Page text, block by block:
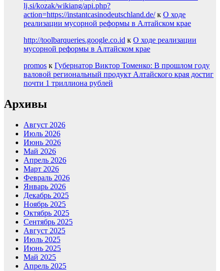
lj.si/kozak/wikiang/api.php?
action=https://instantcasinodeutschland.de/к О ходе
реализации мусорной реформы в Алтайском крае
http://toolbarqueries.google.co.id к О ходе реализации
мусорной реформы в Алтайском крае
promos к Губернатор Виктор Томенко: В прошлом году
валовой региональный продукт Алтайского края достиг
почти 1 триллиона рублей
Архивы
Август 2026
Июль 2026
Июнь 2026
Май 2026
Апрель 2026
Март 2026
Февраль 2026
Январь 2026
Декабрь 2025
Ноябрь 2025
Октябрь 2025
Сентябрь 2025
Август 2025
Июль 2025
Июнь 2025
Май 2025
Апрель 2025